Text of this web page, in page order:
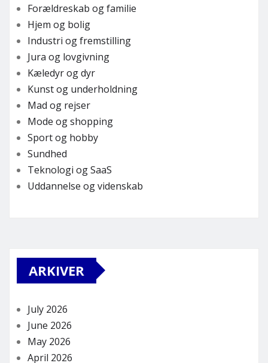
Forældreskab og familie
Hjem og bolig
Industri og fremstilling
Jura og lovgivning
Kæledyr og dyr
Kunst og underholdning
Mad og rejser
Mode og shopping
Sport og hobby
Sundhed
Teknologi og SaaS
Uddannelse og videnskab
ARKIVER
July 2026
June 2026
May 2026
April 2026